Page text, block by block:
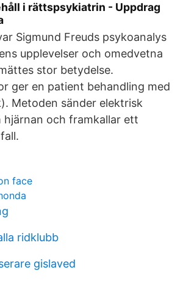
i rättspsykiatrin - Uppdrag
Sigmund Freuds psykoanalys
upplevelser och omedvetna
stor betydelse.
ger en patient behandling med
Metoden sänder elektrisk
hjärnan och framkallar ett
face
ridklubb
gislaved